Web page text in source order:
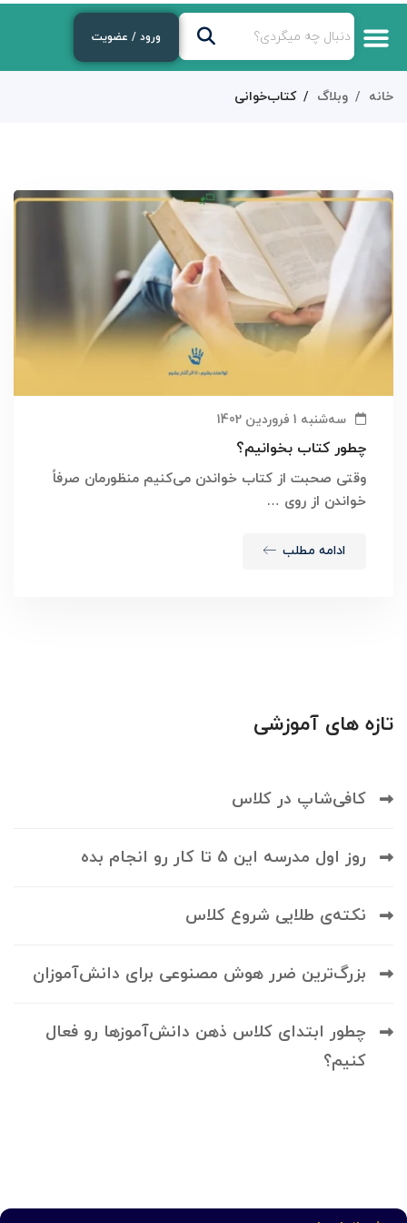
ورود / عضویت
خانه وبلاگ کتاب‌خوانی
سه‌شنبه 1 فروردین 1402
چطور کتاب بخوانیم؟
وقتی صحبت از کتاب خواندن می‌کنیم منظورمان صرفاً
خواندن از روی …
ادامه مطلب
تازه های آموزشی
کافی‌شاپ در کلاس
روز اول مدرسه این 5 تا کار رو انجام بده
نکته‌ی طلایی شروع کلاس
بزرگ‌ترین ضرر هوش مصنوعی برای دانش‌آموزان
چطور ابتدای کلاس ذهن دانش‌آموزها رو فعال
کنیم؟